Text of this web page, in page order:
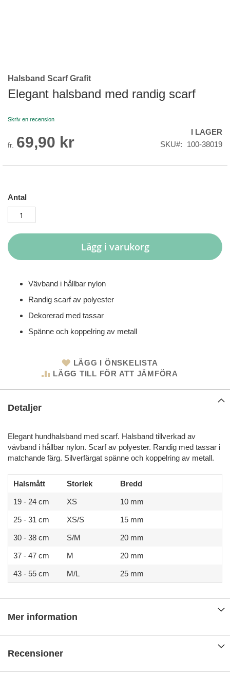
Skip
to
the
of
images
Halsband Scarf Grafit
Elegant halsband med randig scarf
Skriv en recension
fr. 69,90 kr
I LAGER
SKU
100-38019
Antal
Lägg i varukorg
Vävband i hållbar nylon
Randig scarf av polyester
Dekorerad med tassar
Spänne och koppelring av metall
LÄGG I ÖNSKELISTA
LÄGG TILL FÖR ATT JÄMFÖRA
Detaljer
Elegant hundhalsband med scarf. Halsband tillverkad av
vävband i hållbar nylon. Scarf av polyester. Randig med tassar i
matchande färg. Silverfärgat spänne och koppelring av metall.
Halsmått Storlek Bredd
19 - 24 cm XS 10 mm
25 - 31 cm XS/S 15 mm
30 - 38 cm S/M 20 mm
37 - 47 cm M 20 mm
43 - 55 cm M/L 25 mm
Mer information
Recensioner